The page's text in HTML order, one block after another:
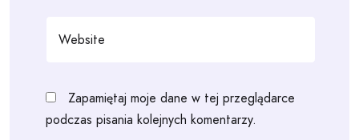
Zapamiętaj moje dane w tej przeglądarce
podczas pisania kolejnych komentarzy.